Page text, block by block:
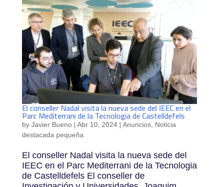
El conseller Nadal visita la nueva sede del IEEC en el
Parc Mediterrani de la Tecnologia de Castelldefels
by Javier Bueno| Abr 10, 2024| Anuncios, Noticia
destacada pequeña
El conseller Nadal visita la nueva sede del
IEEC en el Parc Mediterrani de la Tecnologia
de Castelldefels El conseller de